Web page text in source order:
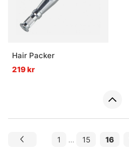
Hair Packer
219 kr
1 ... 15 16